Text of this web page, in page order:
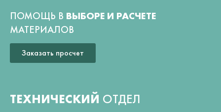
ПОМОЩЬ В ВЫБОРЕ И РАСЧЕТЕ
МАТЕРИАЛОВ
Заказать просчет
ТЕХНИЧЕСКИЙ ОТДЕЛ